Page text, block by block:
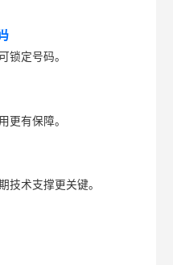
锁定号码。
更有保障。
技术支撑更关键。